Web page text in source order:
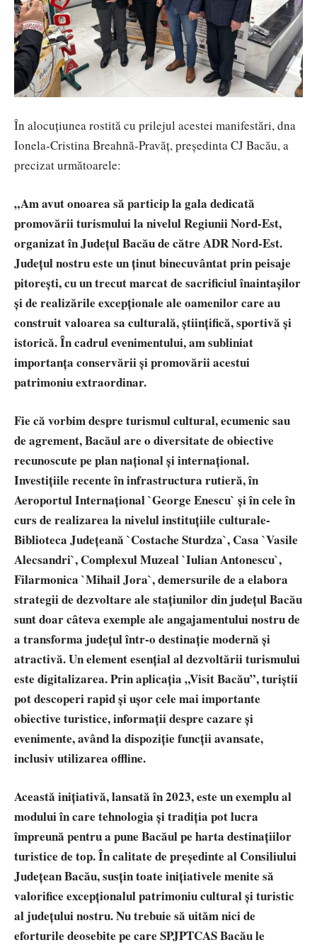
În alocuțiunea rostită cu prilejul acestei manifestări, dna
Ionela-Cristina Breahnă-Pravăț, președinta CJ Bacău, a
precizat următoarele:
„Am avut onoarea să particip la gala dedicată
promovării turismului la nivelul Regiunii Nord-Est,
organizat în Județul Bacău de către ADR Nord-Est.
Județul nostru este un ținut binecuvântat prin peisaje
pitorești, cu un trecut marcat de sacrificiul înaintașilor
și de realizările excepționale ale oamenilor care au
construit valoarea sa culturală, științifică, sportivă și
istorică. În cadrul evenimentului, am subliniat
importanța conservării și promovării acestui
patrimoniu extraordinar.
Fie că vorbim despre turismul cultural, ecumenic sau
de agrement, Bacăul are o diversitate de obiective
recunoscute pe plan național și internațional.
Investițiile recente în infrastructura rutieră, în
Aeroportul Internațional `George Enescu` și în cele în
curs de realizarea la nivelul instituțiile culturale-
Biblioteca Județeană `Costache Sturdza`, Casa `Vasile
Alecsandri`, Complexul Muzeal `Iulian Antonescu`,
Filarmonica `Mihail Jora`, demersurile de a elabora
strategii de dezvoltare ale stațiunilor din județul Bacău
sunt doar câteva exemple ale angajamentului nostru de
a transforma județul într-o destinație modernă și
atractivă. Un element esențial al dezvoltării turismului
este digitalizarea. Prin aplicația „Visit Bacău”, turiștii
pot descoperi rapid și ușor cele mai importante
obiective turistice, informații despre cazare și
evenimente, având la dispoziție funcții avansate,
inclusiv utilizarea offline.
Această inițiativă, lansată în 2023, este un exemplu al
modului în care tehnologia și tradiția pot lucra
împreună pentru a pune Bacăul pe harta destinațiilor
turistice de top. În calitate de președinte al Consiliului
Județean Bacău, susțin toate inițiativele menite să
valorifice excepționalul patrimoniu cultural și turistic
al județului nostru. Nu trebuie să uităm nici de
eforturile deosebite pe care SPJPTCAS Bacău le